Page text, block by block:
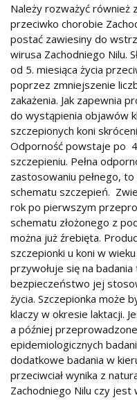
Należy rozważyć również
przeciwko chorobie
postać zawiesiny do
wirusa Zachodniego Nilu.
od 5. miesiąca życia
poprzez zmniejszenie
zakażenia. Jak zapewnia
do wystąpienia objawów
szczepionych koni
Odporność powstaje po
szczepieniu. Pełna
zastosowaniu pełnego,
schematu szczepień.
rok po pierwszym
schematu złożonego z
można już źrebięta.
szczepionki u koni w
przywołuje się na
bezpieczeństwo jej
życia. Szczepionka może
klaczy w okresie laktacji.
a później
epidemiologicznych
dodatkowe badania w
przeciwciał wynika z
Zachodniego Nilu czy jest